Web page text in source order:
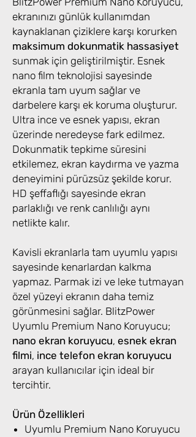
ekranınızı günlük kullanımdan
kaynaklanan çiziklere karşı korurken
maksimum dokunmatik hassasiyet
sunmak için geliştirilmiştir. Esnek
nano film teknolojisi sayesinde
ekranla tam uyum sağlar ve
darbelere karşı ek koruma oluşturur.
Ultra ince ve esnek yapısı, ekran
üzerinde neredeyse fark edilmez.
Dokunmatik tepkime süresini
etkilemez, ekran kaydırma ve yazma
deneyimini pürüzsüz şekilde korur.
HD şeffaflığı sayesinde ekran
parlaklığı ve renk canlılığı aynı
netlikte kalır.
Kavisli ekranlarla tam uyumlu yapısı
sayesinde kenarlardan kalkma
yapmaz. Parmak izi ve leke tutmayan
özel yüzeyi ekranın daha temiz
görünmesini sağlar. BlitzPower
Uyumlu Premium Nano Koruyucu;
nano ekran koruyucu, esnek ekran
filmi, ince telefon ekran koruyucu
arayan kullanıcılar için ideal bir
tercihtir.
Ürün Özellikleri
Uyumlu Premium Nano Koruyucu